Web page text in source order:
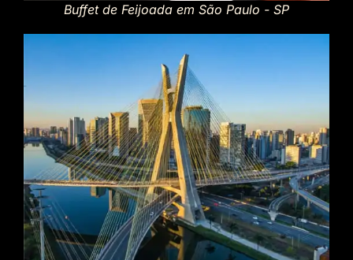
Buffet de Feijoada em São Paulo - SP